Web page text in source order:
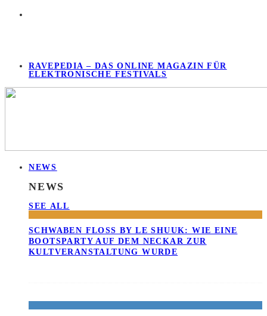
RAVEPEDIA – DAS ONLINE MAGAZIN FÜR
ELEKTRONISCHE FESTIVALS
NEWS
NEWS
SEE ALL
SCHWABEN FLOSS BY LE SHUUK: WIE EINE B
OOTSPARTY AUF DEM NECKAR ZUR K
ULTVERANSTALTUNG WURDE